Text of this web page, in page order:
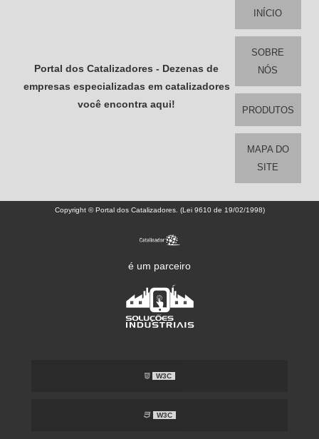
Portal dos Catalizadores - Dezenas de
empresas especializadas em catalizadores
você encontra aqui!
INÍCIO
SOBRE
NÓS
PRODUTOS
MAPA DO
SITE
Copyright © Portal dos Catalizadores. (Lei 9610 de 19/02/1998)
é um parceiro
W3C
W3C